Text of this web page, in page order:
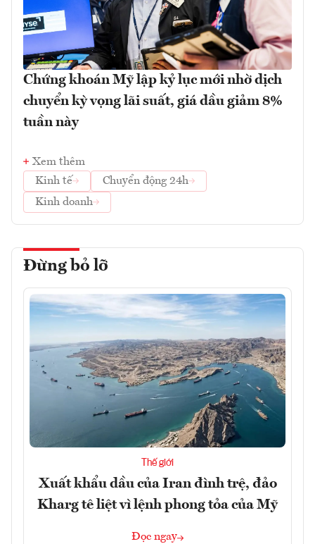
Chứng khoán Mỹ lập kỷ lục mới nhờ dịch
chuyển kỳ vọng lãi suất, giá dầu giảm 8%
tuần này
Xem thêm
Kinh tế
Chuyển động 24h
Kinh doanh
Đừng bỏ lỡ
Thế giới
Xuất khẩu dầu của Iran đình trệ, đảo
Kharg tê liệt vì lệnh phong tỏa của Mỹ
Đọc ngay